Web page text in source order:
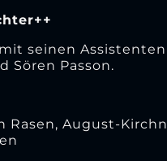
seinen
Sören Passon.
Rasen, August-